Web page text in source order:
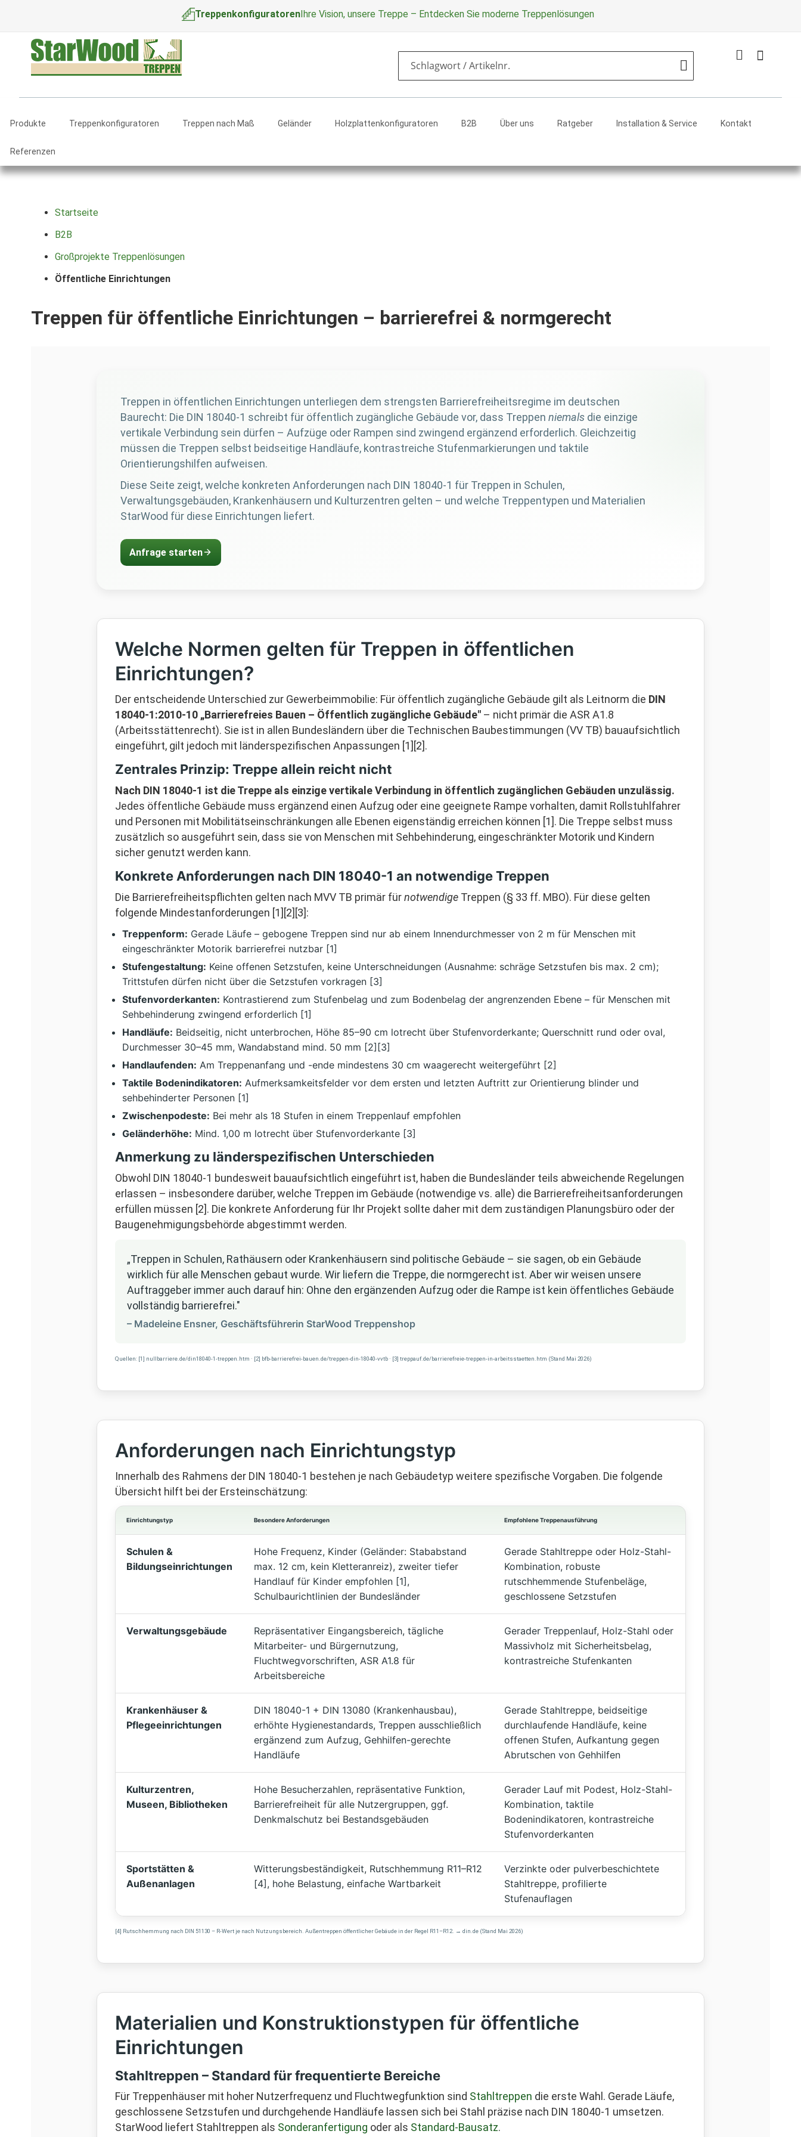
TreppenkonfiguratorenIhre Vision, unsere Treppe – Entdecken Sie moderne Treppenlösungen
Mein
Produkte Treppenkonfiguratoren Treppen nach Maß Geländer Holzplattenkonfiguratoren B2B Über uns Ratgeber Installation & Service Kontakt
Referenzen
Startseite
B2B
Großprojekte Treppenlösungen
Öffentliche Einrichtungen
Treppen für öffentliche Einrichtungen – barrierefrei & normgerecht
Treppen in öffentlichen Einrichtungen unterliegen dem strengsten Barrierefreiheitsregime im deutschen
Baurecht: Die DIN 18040-1 schreibt für öffentlich zugängliche Gebäude vor, dass Treppen niemals die einzige
vertikale Verbindung sein dürfen – Aufzüge oder Rampen sind zwingend ergänzend erforderlich. Gleichzeitig
müssen die Treppen selbst beidseitige Handläufe, kontrastreiche Stufenmarkierungen und taktile
Orientierungshilfen aufweisen.
Diese Seite zeigt, welche konkreten Anforderungen nach DIN 18040-1 für Treppen in Schulen,
Verwaltungsgebäuden, Krankenhäusern und Kulturzentren gelten – und welche Treppentypen und Materialien
StarWood für diese Einrichtungen liefert.
Anfrage starten
Welche Normen gelten für Treppen in öffentlichen
Einrichtungen?
Der entscheidende Unterschied zur Gewerbeimmobilie: Für öffentlich zugängliche Gebäude gilt als Leitnorm die DIN
18040-1:2010-10 „Barrierefreies Bauen – Öffentlich zugängliche Gebäude" – nicht primär die ASR A1.8
(Arbeitsstättenrecht). Sie ist in allen Bundesländern über die Technischen Baubestimmungen (VV TB) bauaufsichtlich
eingeführt, gilt jedoch mit länderspezifischen Anpassungen [1][2].
Zentrales Prinzip: Treppe allein reicht nicht
Nach DIN 18040-1 ist die Treppe als einzige vertikale Verbindung in öffentlich zugänglichen Gebäuden unzulässig.
Jedes öffentliche Gebäude muss ergänzend einen Aufzug oder eine geeignete Rampe vorhalten, damit Rollstuhlfahrer
und Personen mit Mobilitätseinschränkungen alle Ebenen eigenständig erreichen können [1]. Die Treppe selbst muss
zusätzlich so ausgeführt sein, dass sie von Menschen mit Sehbehinderung, eingeschränkter Motorik und Kindern
sicher genutzt werden kann.
Konkrete Anforderungen nach DIN 18040-1 an notwendige Treppen
Die Barrierefreiheitspflichten gelten nach MVV TB primär fürnotwendige Treppen (§ 33 ff. MBO). Für diese gelten
folgende Mindestanforderungen [1][2][3]:
Treppenform: Gerade Läufe – gebogene Treppen sind nur ab einem Innendurchmesser von 2 m für Menschen mit
eingeschränkter Motorik barrierefrei nutzbar [1]
Stufengestaltung: Keine offenen Setzstufen, keine Unterschneidungen (Ausnahme: schräge Setzstufen bis max. 2 cm);
Trittstufen dürfen nicht über die Setzstufen vorkragen [3]
Stufenvorderkanten: Kontrastierend zum Stufenbelag und zum Bodenbelag der angrenzenden Ebene – für Menschen mit
Sehbehinderung zwingend erforderlich [1]
Handläufe: Beidseitig, nicht unterbrochen, Höhe 85–90 cm lotrecht über Stufenvorderkante; Querschnitt rund oder oval,
Durchmesser 30–45 mm, Wandabstand mind. 50 mm [2][3]
Handlaufenden: Am Treppenanfang und -ende mindestens 30 cm waagerecht weitergeführt [2]
Taktile Bodenindikatoren: Aufmerksamkeitsfelder vor dem ersten und letzten Auftritt zur Orientierung blinder und
sehbehinderter Personen [1]
Zwischenpodeste: Bei mehr als 18 Stufen in einem Treppenlauf empfohlen
Geländerhöhe: Mind. 1,00 m lotrecht über Stufenvorderkante [3]
Anmerkung zu länderspezifischen Unterschieden
Obwohl DIN 18040-1 bundesweit bauaufsichtlich eingeführt ist, haben die Bundesländer teils abweichende Regelungen
erlassen – insbesondere darüber, welche Treppen im Gebäude (notwendige vs. alle) die Barrierefreiheitsanforderungen
erfüllen müssen [2]. Die konkrete Anforderung für Ihr Projekt sollte daher mit dem zuständigen Planungsbüro oder der
Baugenehmigungsbehörde abgestimmt werden.
„Treppen in Schulen, Rathäusern oder Krankenhäusern sind politische Gebäude – sie sagen, ob ein Gebäude
wirklich für alle Menschen gebaut wurde. Wir liefern die Treppe, die normgerecht ist. Aber wir weisen unsere
Auftraggeber immer auch darauf hin: Ohne den ergänzenden Aufzug oder die Rampe ist kein öffentliches Gebäude
vollständig barrierefrei."
– Madeleine Ensner, Geschäftsführerin StarWood Treppenshop
Quellen: [1] nullbarriere.de/din18040-1-treppen.htm · [2] bfb-barrierefrei-bauen.de/treppen-din-18040-vvtb · [3] treppauf.de/barrierefreie-treppen-in-arbeitsstaetten.htm (Stand Mai 2026)
Anforderungen nach Einrichtungstyp
Innerhalb des Rahmens der DIN 18040-1 bestehen je nach Gebäudetyp weitere spezifische Vorgaben. Die folgende
Übersicht hilft bei der Ersteinschätzung:
Einrichtungstyp Besondere Anforderungen Empfohlene Treppenausführung
Schulen &
Bildungseinrichtungen
Hohe Frequenz, Kinder (Geländer: Stababstand
max. 12 cm, kein Kletteranreiz), zweiter tiefer
Handlauf für Kinder empfohlen [1],
Schulbaurichtlinien der Bundesländer
Gerade Stahltreppe oder Holz-Stahl-
Kombination, robuste
rutschhemmende Stufenbeläge,
geschlossene Setzstufen
Verwaltungsgebäude
Repräsentativer Eingangsbereich, tägliche
Mitarbeiter- und Bürgernutzung,
Fluchtwegvorschriften, ASR A1.8 für
Arbeitsbereiche
Gerader Treppenlauf, Holz-Stahl oder
Massivholz mit Sicherheitsbelag,
kontrastreiche Stufenkanten
Krankenhäuser &
Pflegeeinrichtungen
DIN 18040-1 + DIN 13080 (Krankenhausbau),
erhöhte Hygienestandards, Treppen ausschließlich
ergänzend zum Aufzug, Gehhilfen-gerechte
Handläufe
Gerade Stahltreppe, beidseitige
durchlaufende Handläufe, keine
offenen Stufen, Aufkantung gegen
Abrutschen von Gehhilfen
Kulturzentren,
Museen, Bibliotheken
Hohe Besucherzahlen, repräsentative Funktion,
Barrierefreiheit für alle Nutzergruppen, ggf.
Denkmalschutz bei Bestandsgebäuden
Gerader Lauf mit Podest, Holz-Stahl-
Kombination, taktile
Bodenindikatoren, kontrastreiche
Stufenvorderkanten
Sportstätten &
Außenanlagen
Witterungsbeständigkeit, Rutschhemmung R11–R12
[4], hohe Belastung, einfache Wartbarkeit
Verzinkte oder pulverbeschichtete
Stahltreppe, profilierte
Stufenauflagen
[4] Rutschhemmung nach DIN 51130 – R-Wert je nach Nutzungsbereich. Außentreppen öffentlicher Gebäude in der Regel R11–R12. → din.de (Stand Mai 2026)
Materialien und Konstruktionstypen für öffentliche
Einrichtungen
Stahltreppen – Standard für frequentierte Bereiche
Für Treppenhäuser mit hoher Nutzerfrequenz und Fluchtwegfunktion sind Stahltreppen die erste Wahl. Gerade Läufe,
geschlossene Setzstufen und durchgehende Handläufe lassen sich bei Stahl präzise nach DIN 18040-1 umsetzen.
StarWood liefert Stahltreppen als Sonderanfertigung oder als Standard-Bausatz.